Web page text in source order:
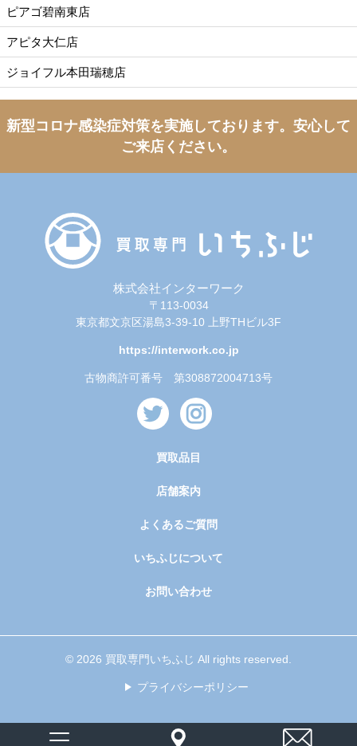
ピアゴ碧南東店
アピタ大仁店
ジョイフル本田瑞穂店
新型コロナ感染症対策を実施しております。 安心して
ご来店ください。
株式会社インターワーク
〒113-0034
東京都文京区湯島3-39-10 上野THビル3F
https://interwork.co.jp
古物商許可番号 第308872004713号
買取品目
店舗案内
よくあるご質問
いちふじについて
お問い合わせ
© 2026 買取専門いちふじ All rights reserved.
プライバシーポリシー